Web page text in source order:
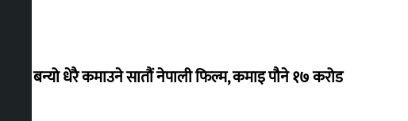
‘गौंथली’ बन्यो धेरै कमाउने सातौं नेपाली फिल्म, कमाइ पौने १७ करोड